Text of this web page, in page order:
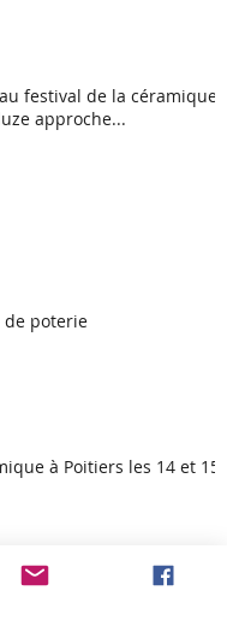
festival de la céramique
approche...
de poterie
à Poitiers les 14 et 15